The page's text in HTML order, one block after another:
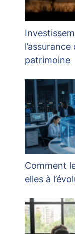
patrimoine
Comment
elles à